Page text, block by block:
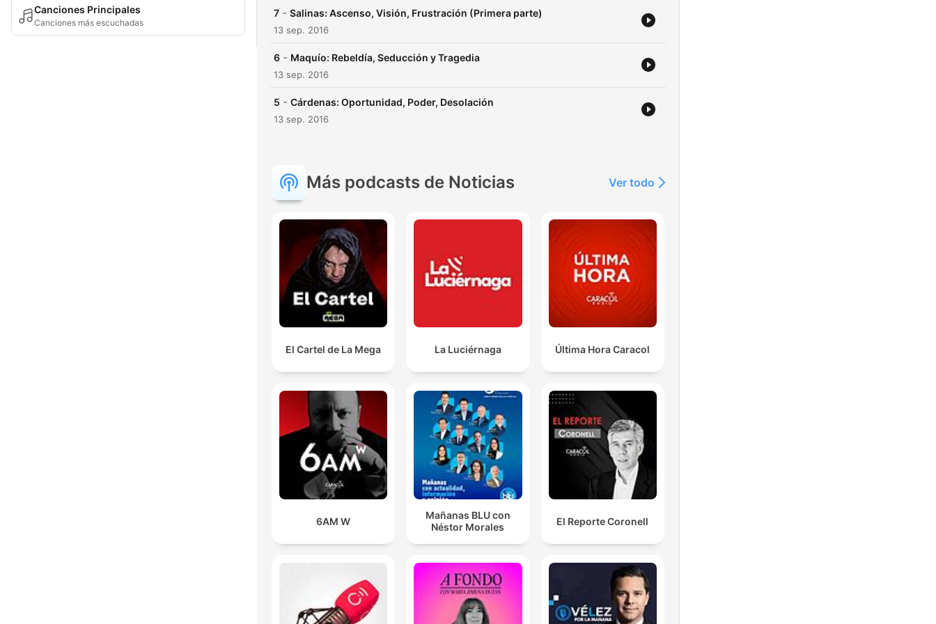
Canciones Principales
Canciones más escuchadas
ocasionó el arranque de
democráticas en los años
reuniones a puertas cerradas
la Residencia Oficial de Los
poder, negociaciones secretas
y transformaciones políticas,
vista desde la perspectiva de
todos sus protagonistas, que
marcó un antes y un después
en el desarrollo democrático
de México.
7 - Salinas: Ascenso, Visión, Frustración (Primera parte)
13 sep. 2016
6 - Maquío: Rebeldía, Seducción y Tragedia
13 sep. 2016
5 - Cárdenas: Oportunidad, Poder, Desolación
13 sep. 2016
Más podcasts de Noticias Ver todo
El Cartel de La Mega La Luciérnaga Última Hora Caracol
6AM W
Mañanas BLU con
Néstor Morales
El Reporte Coronell